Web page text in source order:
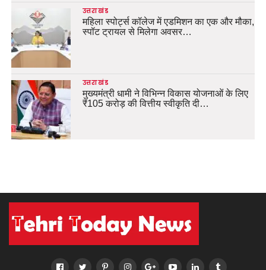
उत्तराखंड
महिला स्पोर्ट्स कॉलेज में एडमिशन का एक और मौका,
स्पॉट ट्रायल से मिलेगा अवसर…
उत्तराखंड
मुख्यमंत्री धामी ने विभिन्न विकास योजनाओं के लिए
₹105 करोड़ की वित्तीय स्वीकृति दी…